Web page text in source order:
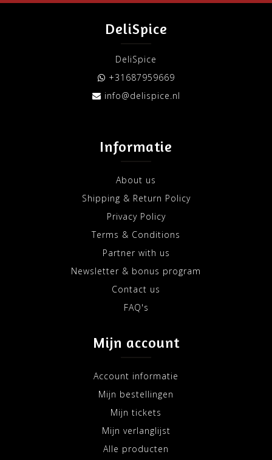
DeliSpice
DeliSpice
+31687959669
info@delispice.nl
Informatie
About us
Shipping & Return Policy
Privacy Policy
Terms & Conditions
Partner with us
Newsletter & bonus program
Contact us
FAQ's
Mijn account
Account informatie
Mijn bestellingen
Mijn tickets
Mijn verlanglijst
Alle producten